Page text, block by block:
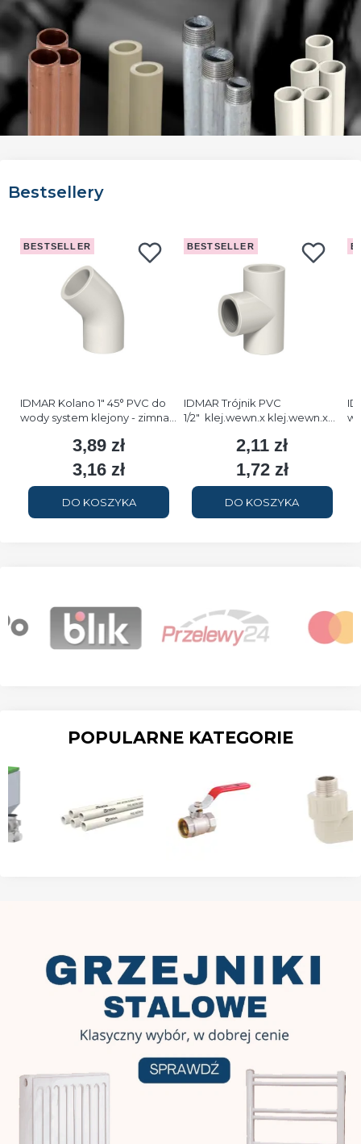
Bestsellery
BESTSELLER
IDMAR Kolano 1" 45° PVC do
wody system klejony - zimna
Cena
3,89 zł
Cena
3,16 zł
DO KOSZYKA
BESTSELLER
IDMAR Trójnik PVC
1/2" klej.wewn.x klej.wewn.x
Cena
2,11 zł
Cena
1,72 zł
DO KOSZYKA
POPULARNE KATEGORIE